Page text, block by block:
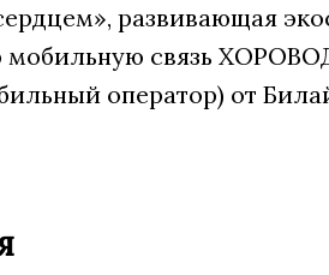
развивающая
мобильную связь
оператор) от